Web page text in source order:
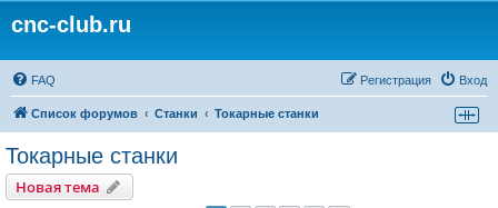
cnc-club.ru
FAQ Вход
Регистрация
Список форумов Станки Токарные станки
Токарные станки
Новая тема